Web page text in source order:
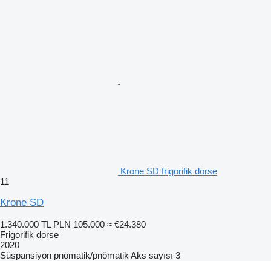
Krone SD frigorifik dorse
11
Krone SD
1.340.000 TL PLN 105.000 ≈ €24.380
Frigorifik dorse
2020
Süspansiyon pnömatik/pnömatik Aks sayısı 3